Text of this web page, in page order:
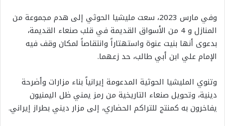
وفي مارس 2023، سعت مليشيا الحوثي إلى هدم مجموعة من
المنازل و 4 من الأسواق القديمة في قلب صنعاء القديمة،
بدعوى أنها بنيت عنوة واستهتاراً وانتقاصاً لمكان وقف فيه
الإمام علي ابن أبي طالب، حد زعهما.
وتنوي المليشيا الحوثية المدعومة إيرانياً بناء مزارات وأضرحة
دينية، وتحويل صنعاء التاريخية من رمز يمني ظل اليمنيون
يفاخرون به كمنتج للتراكم الحضاري، إلى مزار ديني بطراز إيراني.